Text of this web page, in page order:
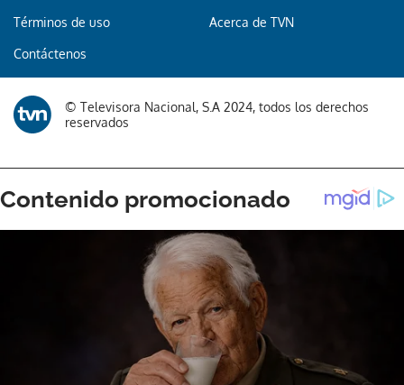
Términos de uso Acerca de TVN
Contáctenos
© Televisora Nacional, S.A 2024, todos los derechos
reservados